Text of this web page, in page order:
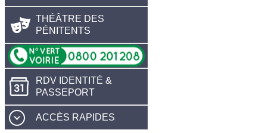
THÉÂTRE DES
PÉNITENTS
RDV IDENTITÉ &
PASSEPORT
ACCÈS RAPIDES